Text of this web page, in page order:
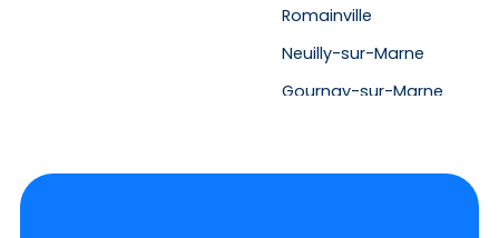
Romainville
Neuilly-sur-Marne
Gournay-sur-Marne